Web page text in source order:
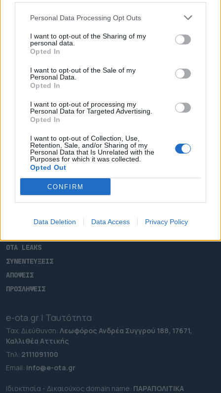
Personal Data Processing Opt Outs
I want to opt-out of the Sharing of my
personal data.
Opted In
I want to opt-out of the Sale of my
Personal Data.
Opted In
I want to opt-out of processing my
Personal Data for Targeted Advertising.
Opted In
I want to opt-out of Collection, Use,
Retention, Sale, and/or Sharing of my
Personal Data that Is Unrelated with the
Purposes for which it was collected.
Opted Out
CONFIRM
Data Deletion Data Access Privacy Policy
Καθησυχαστικοί ήταν οι επιστήμονες που
συμμετείχαν στην σύσκεψη για το γεωλογικό
αποτέλεσμα πολλά κτίρια να υποστούν ρωγμές. Με
βάση τα τελευταία στοιχεία που κατατέθηκαν στην
ευρεία σύσκεψη της Πρωτομαγιάς, επισημάνθηκε ότι
δεν υπάρχουν νέες ρωγμές στα κτίρια τις τελευταίες
48 ώρες. Τα μέλη της Ελληνικής Αρχής Γεωλογικών […]
02.05.2025 - 11.45
ΑΡΧΙΚΗ
ΡΟΗ ΕΙΔΗΣΕΩΝ
ΕΠΙΚΑΙΡΟΤΗΤΑ
OTA LEAKS
ΣΥΝΕΝΤΕΥΞΕΙΣ
ΑΠΟΨΕΙΣ
ΠΡΟΣΛΗΨΕΙΣ
e-ota.gr | Ταυτότητα
Ταχ. Διεύθυνση: Λεωφόρος Ανδρέα Συγγρού 188, 17671,
Καλλιθέα Αττικής
Τηλ: 2111091100
Εmail: info@e-ota.gr
Ιδιοκτησία - Δικαιούχος domain name: ΠΑΡΑΠΟΛΙΤΙΚΑ